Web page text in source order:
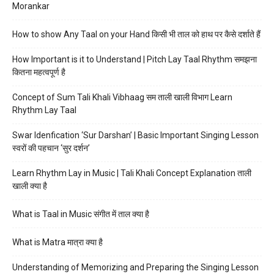
Morankar
How to show Any Taal on your Hand किसी भी ताल को हाथ पर कैसे दर्शाते हैं
How Important is it to Understand | Pitch Lay Taal Rhythm समझना
कितना महत्वपूर्ण है
Concept of Sum Tali Khali Vibhaag सम ताली खाली विभाग Learn
Rhythm Lay Taal
Swar Idenfication ‘Sur Darshan’ | Basic Important Singing Lesson
स्वरों की पहचान ‘सुर दर्शन’
Learn Rhythm Lay in Music | Tali Khali Concept Explanation ताली
खाली क्या है
What is Taal in Music संगीत में ताल क्या है
What is Matra मात्रा क्या है
Understanding of Memorizing and Preparing the Singing Lesson